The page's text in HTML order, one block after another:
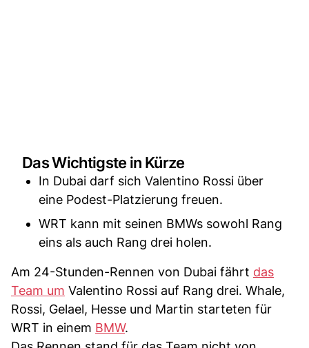
Das Wichtigste in Kürze
In Dubai darf sich Valentino Rossi über
eine Podest-Platzierung freuen.
WRT kann mit seinen BMWs sowohl Rang
eins als auch Rang drei holen.
Am 24-Stunden-Rennen von Dubai fährt das
Team um Valentino Rossi auf Rang drei. Whale,
Rossi, Gelael, Hesse und Martin starteten für
WRT in einem BMW.